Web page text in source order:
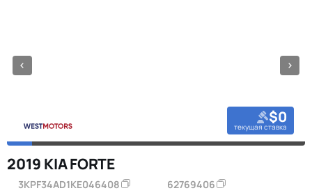
$0
текущая ставка
2019 KIA FORTE
3KPF34AD1KE046408 62769406